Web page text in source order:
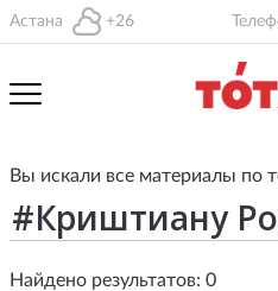
Астана +26
Вы искали все материалы по
Найдено результатов: 0